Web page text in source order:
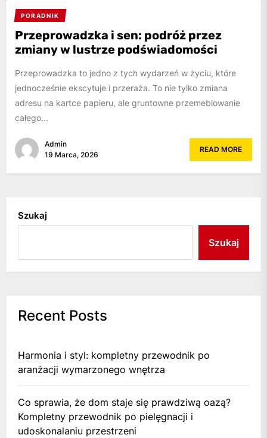
PORADNIK
Przeprowadzka i sen: podróż przez
zmiany w lustrze podświadomości
Przeprowadzka to jedno z tych wydarzeń w życiu, które
jednocześnie ekscytuje i przeraża. To nie tylko zmiana
adresu na kartce papieru, ale gruntowne przemeblowanie
całego...
Admin
19 Marca, 2026
READ MORE
Szukaj
Szukaj
Recent Posts
Harmonia i styl: kompletny przewodnik po
aranżacji wymarzonego wnętrza
Co sprawia, że dom staje się prawdziwą oazą?
Kompletny przewodnik po pielęgnacji i
udoskonalaniu przestrzeni